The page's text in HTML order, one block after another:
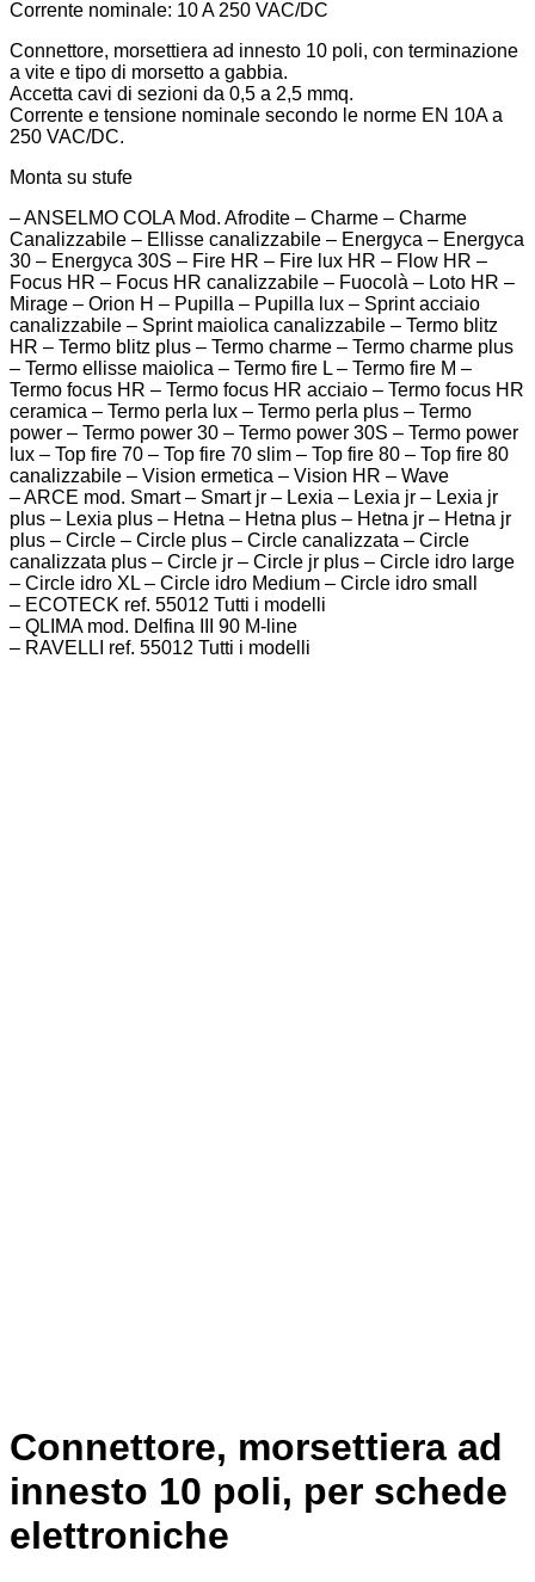
Corrente nominale: 10 A 250 VAC/DC
Connettore, morsettiera ad innesto 10 poli, con terminazione
a vite e tipo di morsetto a gabbia.
Accetta cavi di sezioni da 0,5 a 2,5 mmq.
Corrente e tensione nominale secondo le norme EN 10A a
250 VAC/DC.
Monta su stufe
– ANSELMO COLA Mod. Afrodite – Charme – Charme
Canalizzabile – Ellisse canalizzabile – Energyca – Energyca
30 – Energyca 30S – Fire HR – Fire lux HR – Flow HR –
Focus HR – Focus HR canalizzabile – Fuocolà – Loto HR –
Mirage – Orion H – Pupilla – Pupilla lux – Sprint acciaio
canalizzabile – Sprint maiolica canalizzabile – Termo blitz
HR – Termo blitz plus – Termo charme – Termo charme plus
– Termo ellisse maiolica – Termo fire L – Termo fire M –
Termo focus HR – Termo focus HR acciaio – Termo focus HR
ceramica – Termo perla lux – Termo perla plus – Termo
power – Termo power 30 – Termo power 30S – Termo power
lux – Top fire 70 – Top fire 70 slim – Top fire 80 – Top fire 80
canalizzabile – Vision ermetica – Vision HR – Wave
– ARCE mod. Smart – Smart jr – Lexia – Lexia jr – Lexia jr
plus – Lexia plus – Hetna – Hetna plus – Hetna jr – Hetna jr
plus – Circle – Circle plus – Circle canalizzata – Circle
canalizzata plus – Circle jr – Circle jr plus – Circle idro large
– Circle idro XL – Circle idro Medium – Circle idro small
– ECOTECK ref. 55012 Tutti i modelli
– QLIMA mod. Delfina III 90 M-line
– RAVELLI ref. 55012 Tutti i modelli
Connettore, morsettiera ad
innesto 10 poli, per schede
elettroniche